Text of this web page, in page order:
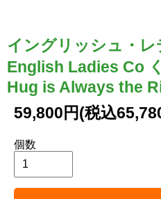
イングリッシュ・レ
English Ladies Co
Hug is Always the
59,800円(税込
個数